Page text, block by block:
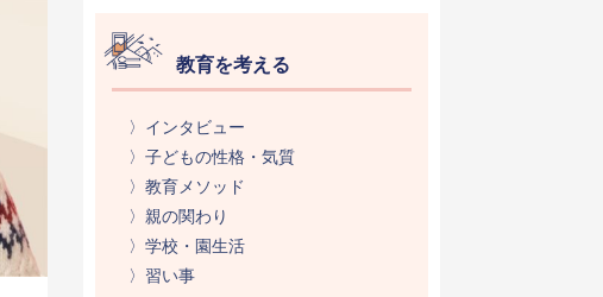
教育を考える
〉インタビュー
〉子どもの性格・気質
〉教育メソッド
〉親の関わり
〉学校・園生活
〉習い事